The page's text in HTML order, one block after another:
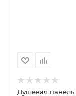
Душевая панель